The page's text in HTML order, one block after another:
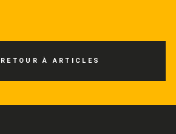
RETOUR À ARTICLES